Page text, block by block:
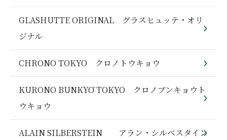
GLASHUTTE ORIGINAL グラスヒュッテ・オリ
ジナル
CHRONO TOKYO クロノトウキョウ
KURONO BUNKYŌ TOKYO クロノブンキョウト
ウキョウ
ALAIN SILBERSTEIN アラン・シルベスタイン